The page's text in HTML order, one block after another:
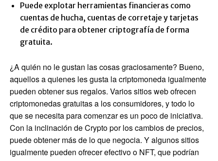
Puede explotar herramientas financieras como
cuentas de hucha, cuentas de corretaje y tarjetas
de crédito para obtener criptografía de forma
gratuita.
¿A quién no le gustan las cosas graciosamente? Bueno,
aquellos a quienes les gusta la criptomoneda igualmente
pueden obtener sus regalos. Varios sitios web ofrecen
criptomonedas gratuitas a los consumidores, y todo lo
que se necesita para comenzar es un poco de iniciativa.
Con la inclinación de Crypto por los cambios de precios,
puede obtener más de lo que negocia. Y algunos sitios
igualmente pueden ofrecer efectivo o NFT, que podrían